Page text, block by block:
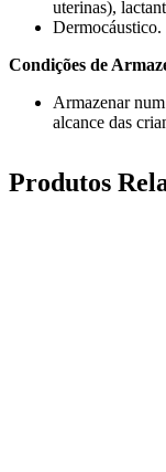
uterinas),
Dermocáustico.
Condições de
Armazenar
alcance das
Produtos